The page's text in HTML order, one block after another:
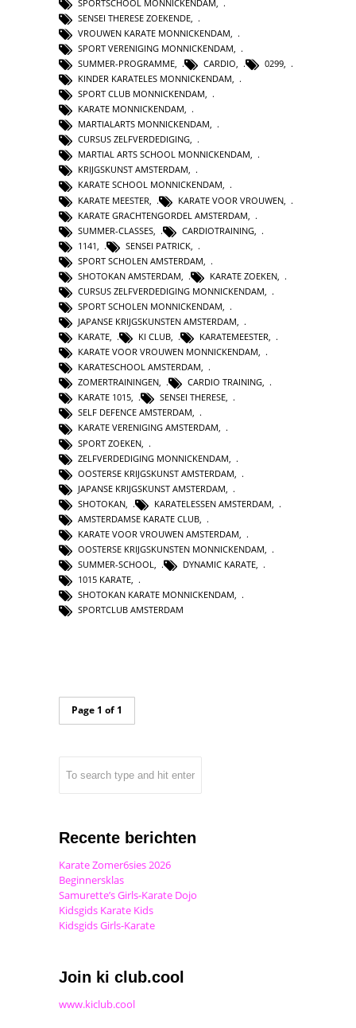
SPORTSCHOOL MONNICKENDAM
SENSEI THERESE ZOEKENDE
VROUWEN KARATE MONNICKENDAM
SPORT VERENIGING MONNICKENDAM
SUMMER-PROGRAMME
CARDIO 0299
KINDER KARATELES MONNICKENDAM,
SPORT CLUB MONNICKENDAM,
KARATE MONNICKENDAM,
MARTIALARTS MONNICKENDAM,
CURSUS ZELFVERDEDIGING,
MARTIAL ARTS SCHOOL MONNICKENDAM,
KRIJGSKUNST AMSTERDAM,
KARATE SCHOOL MONNICKENDAM,
KARATE MEESTER
KARATE VOOR VROUWEN
KARATE GRACHTENGORDEL AMSTERDAM
SUMMER-CLASSES
CARDIOTRAINING
1141
SENSEI PATRICK
SPORT SCHOLEN AMSTERDAM
SHOTOKAN AMSTERDAM
KARATE ZOEKEN
CURSUS ZELFVERDEDIGING MONNICKENDAM
SPORT SCHOLEN MONNICKENDAM
JAPANSE KRIJGSKUNSTEN AMSTERDAM,
KARATE, KI CLUB, KARATEMEESTER,
KARATE VOOR VROUWEN MONNICKENDAM,
KARATESCHOOL AMSTERDAM,
ZOMERTRAININGEN, CARDIO TRAINING,
KARATE 1015, SENSEI THERESE,
SELF DEFENCE AMSTERDAM,
KARATE VERENIGING AMSTERDAM,
SPORT ZOEKEN
ZELFVERDEDIGING MONNICKENDAM
OOSTERSE KRIJGSKUNST AMSTERDAM
JAPANSE KRIJGSKUNST AMSTERDAM
SHOTOKAN
KARATELESSEN AMSTERDAM
AMSTERDAMSE KARATE CLUB
KARATE VOOR VROUWEN AMSTERDAM
OOSTERSE KRIJGSKUNSTEN MONNICKENDAM
SUMMER-SCHOOL, DYNAMIC KARATE,
1015 KARATE,
SHOTOKAN KARATE MONNICKENDAM,
SPORTCLUB AMSTERDAM
Page 1 of 1
Recente berichten
Karate Zomer6sies 2026
Beginnersklas
Samurette’s Girls-Karate Dojo
Kidsgids Karate Kids
Kidsgids Girls-Karate
Join ki club.cool
www.kiclub.cool